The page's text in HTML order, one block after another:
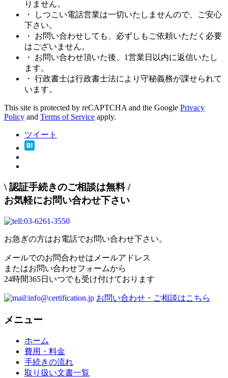
りません。
・ しつこい電話営業は一切いたしませんので、ご安心
下さい。
・ お問い合わせしても、必ずしもご依頼いただく必要
はございません。
・ お問い合わせ頂いた後、1営業日以内に返信いたし
ます。
・ 行政書士は行政書士法により守秘義務が課せられて
います。
This site is protected by reCAPTCHA and the Google Privacy
Policy and Terms of Service apply.
ツイート
\ 認証手続きのご相談は無料/
お気軽にお問い合わせ下さい
お急ぎの方はお電話でお問い合わせ下さい。
メールでのお問合わせはメールアドレス
またはお問い合わせフォームから
24時間365日いつでも受け付けております
お問い合わせ・ご相談はこちら
メニュー
ホーム
費用・料金
手続きの流れ
取り扱い文書一覧